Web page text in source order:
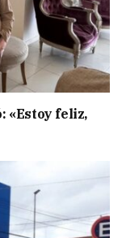
«Estoy feliz,